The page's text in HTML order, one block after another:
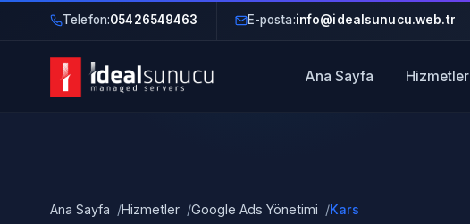
Telefon:05426549463 E-posta:info@idealsunucu.web.tr
Ana Sayfa Hizmetler
Ana Sayfa Hizmetler Google Ads Yönetimi Kars